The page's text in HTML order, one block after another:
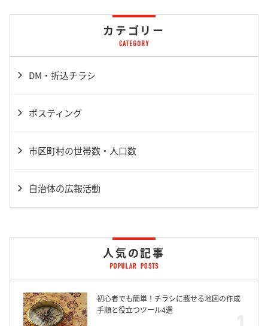
カテゴリー
DM・折込チラシ
ポスティング
市区町村の世帯数・人口数
自治体の広報活動
人気の記事
初心者でも簡単！チラシに載せる地図の作成
手順と役立つツール4選